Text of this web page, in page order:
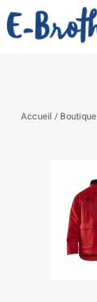
Passer
au
Accueil / Boutique